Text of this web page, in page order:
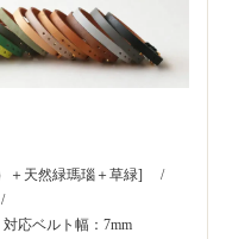
＋天然緑瑪瑙＋草緑] /
応ベルト幅：7mm